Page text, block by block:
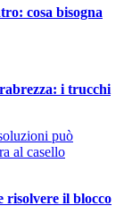
cosa bisogna
i trucchi
risolvere il blocco